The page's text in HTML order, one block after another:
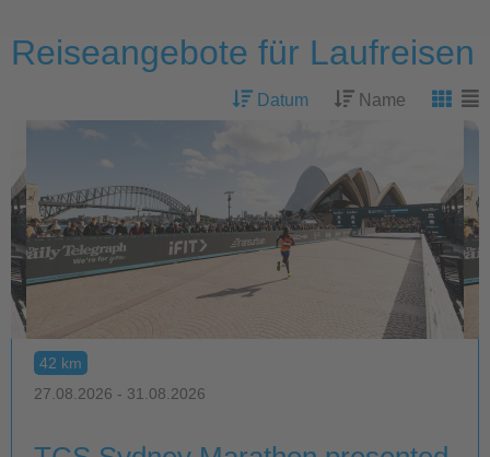
Reiseangebote für Laufreisen
Datum Name
42 km
27.08.2026 - 31.08.2026